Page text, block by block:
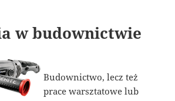
w budownictwie
Budownictwo, lecz też
prace warsztatowe lub